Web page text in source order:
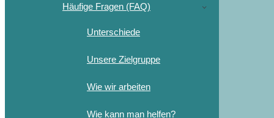
Häufige Fragen (FAQ)
Unterschiede
Unsere Zielgruppe
Wie wir arbeiten
Wie kann man helfen?